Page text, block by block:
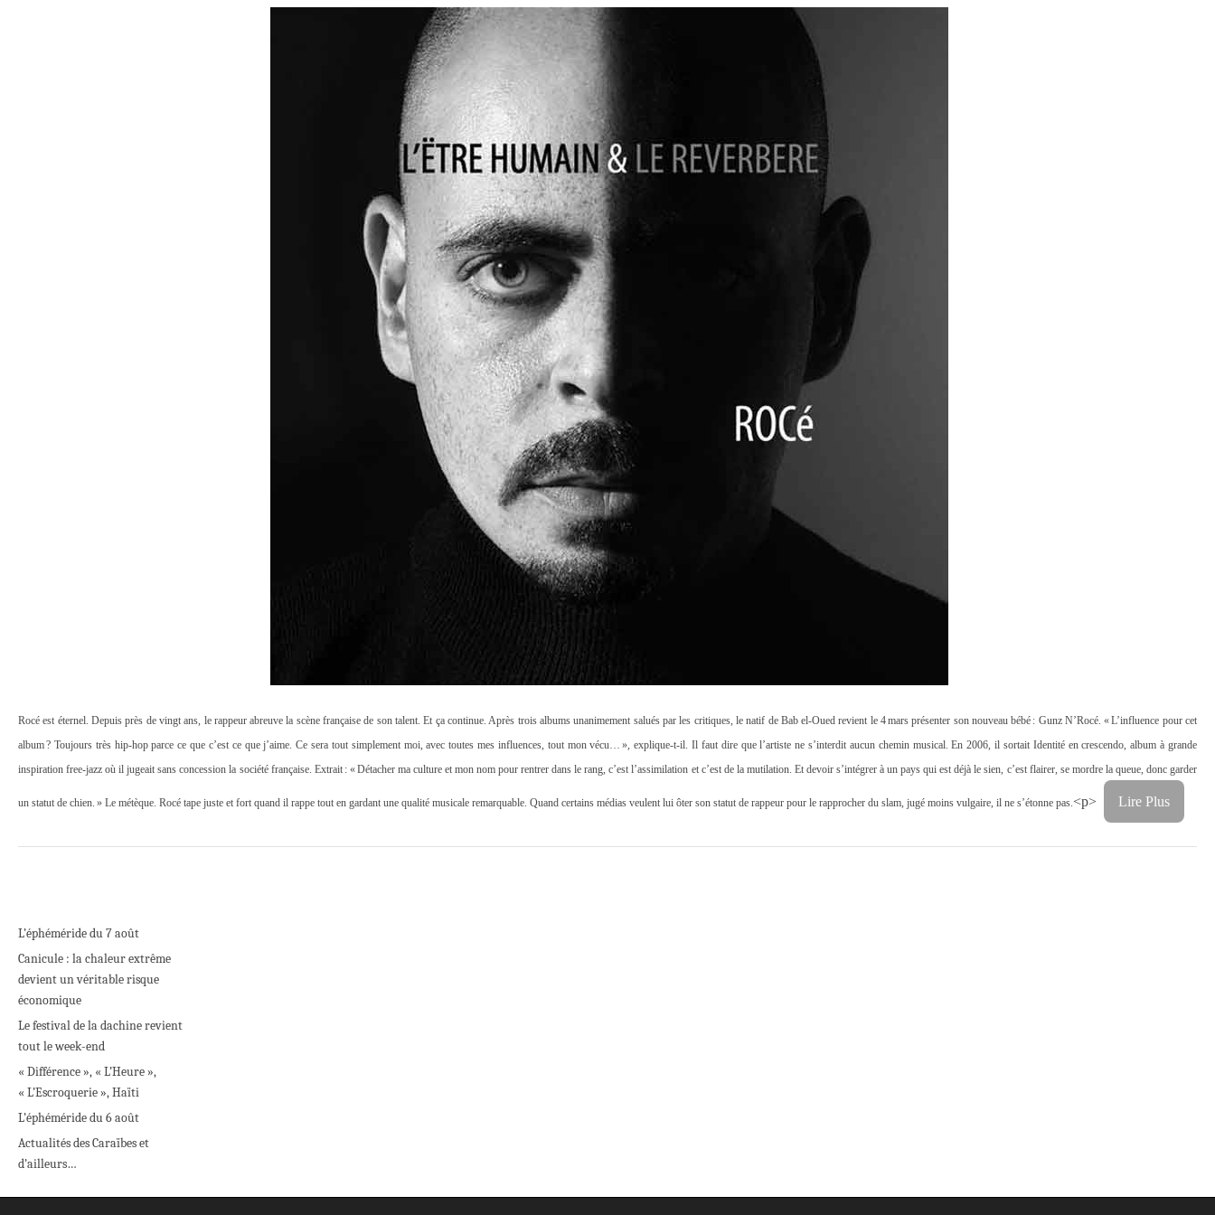
Rocé est éternel. Depuis près de vingt ans, le rappeur abreuve la scène française de son talent. Et ça continue. Après trois albums unanimement salués par les critiques, le natif de Bab el-Oued revient le 4 mars présenter son nouveau bébé : Gunz N’Rocé. « L’influence pour cet
album ? Toujours très hip-hop parce ce que c’est ce que j’aime. Ce sera tout simplement moi, avec toutes mes influences, tout mon vécu… », explique-t-il. Il faut dire que l’artiste ne s’interdit aucun chemin musical. En 2006, il sortait Identité en crescendo, album à grande
inspiration free-jazz où il jugeait sans concession la société française. Extrait : « Détacher ma culture et mon nom pour rentrer dans le rang, c’est l’assimilation et c’est de la mutilation. Et devoir s’intégrer à un pays qui est déjà le sien, c’est flairer, se mordre la queue, donc garder
un statut de chien. » Le métèque. Rocé tape juste et fort quand il rappe tout en gardant une qualité musicale remarquable. Quand certains médias veulent lui ôter son statut de rappeur pour le rapprocher du slam, jugé moins vulgaire, il ne s’étonne pas. <p> Lire Plus
L’éphéméride du 7 août
Canicule : la chaleur extrême
devient un véritable risque
économique
Le festival de la dachine revient
tout le week-end
« Différence », « L’Heure »,
« L’Escroquerie », Haïti
L’éphéméride du 6 août
Actualités des Caraïbes et
d’ailleurs…